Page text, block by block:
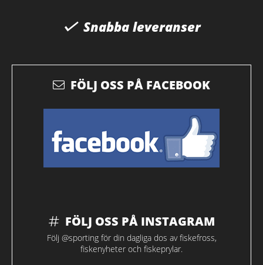
Snabba leveranser
FÖLJ OSS PÅ FACEBOOK
FÖLJ OSS PÅ INSTAGRAM
Följ @sporting för din dagliga dos av fiskefross,
fiskenyheter och fiskeprylar.